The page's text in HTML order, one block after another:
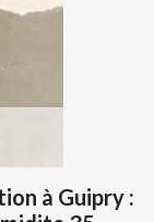
à Guipry :